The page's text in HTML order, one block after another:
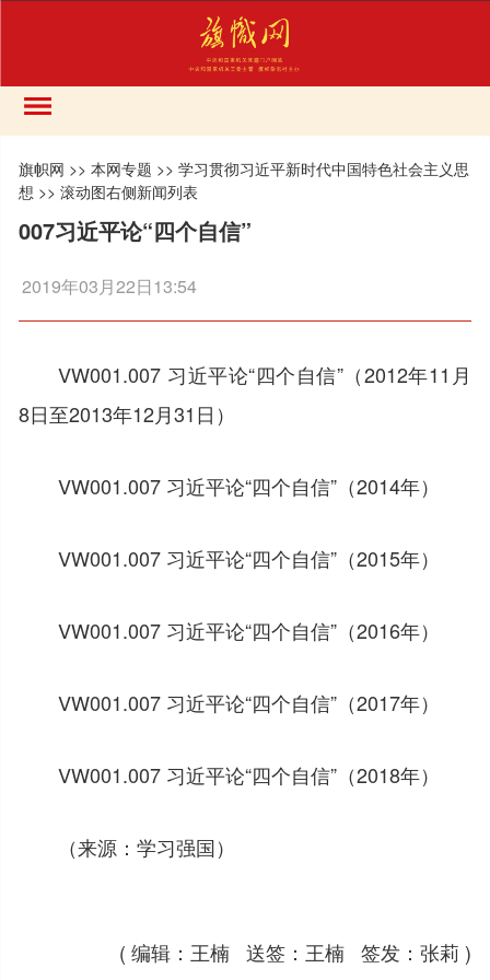
旗帜网 >>本网专题 >>学习贯彻习近平新时代中国特色社会主义思
想 >>滚动图右侧新闻列表
007习近平论“四个自信”
2019年03月22日13:54
VW001.007 习近平论“四个自信”（2012年11月
8日至2013年12月31日）
VW001.007 习近平论“四个自信”（2014年）
VW001.007 习近平论“四个自信”（2015年）
VW001.007 习近平论“四个自信”（2016年）
VW001.007 习近平论“四个自信”（2017年）
VW001.007 习近平论“四个自信”（2018年）
（来源：学习强国）
( 编辑：王楠 送签：王楠 签发：张莉 )